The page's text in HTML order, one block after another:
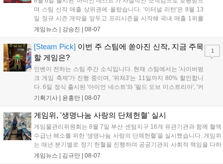
며 스팀 신작 매출 상위권에 올랐습니다. '이터널 리턴'은 8월 13
일 정규 시즌 개막을 앞두고 프리시즌을 시작해 국내 매출 1위를
기록했습니다. 25주년을 맞은 '고스트 리콘' 시리즈는 8월 6일 쇼
'마블 투혼: 파이팅 소울즈'와 레트로 수리 시뮬레이션 '리스토
리'도 스팀에 정식 출시되었습니다....
게임뉴스 | 강승진 08-07
[Steam Pick] 이번 주 스팀에 쏟아진 신작, 지금 주목
할 게임은?
인벤이 전하는 스팀 주간 소식입니다. 현재 스팀에서는 '사이버펑
크 게임 축제'가 진행 중이며, '위쳐3'는 11일까지 80% 할인합니
다. 6일 정식 출시된 '아이언 네스트'와 '필드 오브 미스트리아', '커
세어 코브'가 호평받고 있습니다. 한편, 7일 출시된 '마블 투혼'은
다. 유비소프트의 '고스트리콘: 와일드랜드'는 7년 만의 대규모 업
데이트 '라스트 라이츠'와 함께 95% 할인 중입니다....
기획기사 | 윤홍만 08-07
1
게임위, '생명나눔 사랑의 단체헌혈' 실시
게임물관리위원회는 8월 7일 부산 센텀지구 16개 유관기관과 함께 혈액
수급난 해소를 위한 '생명나눔 사랑의 단체헌혈'을 실시했습니다. 게임위
는 매년 분기별로 정기 헌혈을 진행하며 공공기관의 사회적 책임을 다하
고 있으며, 이번 행사에는 영화진흥위원회 등 14개 기관 임직원이 동참
게임뉴스 | 김규만 08-07